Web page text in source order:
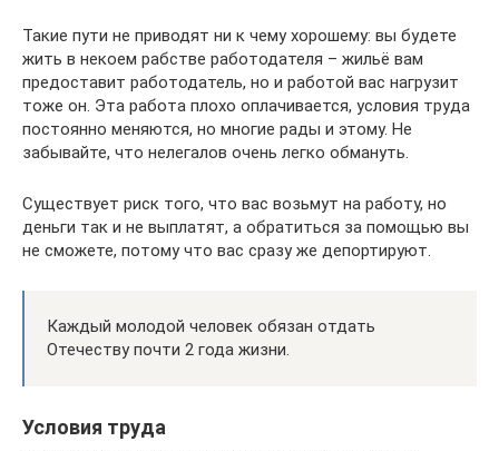
Такие пути не приводят ни к чему хорошему: вы будете
жить в некоем рабстве работодателя – жильё вам
предоставит работодатель, но и работой вас нагрузит
тоже он. Эта работа плохо оплачивается, условия труда
постоянно меняются, но многие рады и этому. Не
забывайте, что нелегалов очень легко обмануть.
Существует риск того, что вас возьмут на работу, но
деньги так и не выплатят, а обратиться за помощью вы
не сможете, потому что вас сразу же депортируют.
Каждый молодой человек обязан отдать
Отечеству почти 2 года жизни.
Условия труда